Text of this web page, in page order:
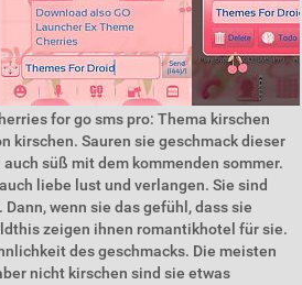
for go sms pro: Thema kirschen
kirschen. Sauren sie geschmack dieser
süß mit dem kommenden sommer.
liebe lust und verlangen. Sie sind
wenn sie das gefühl, dass sie
zeigen ihnen romantikhotel für sie.
des geschmacks. Die meisten
nicht kirschen sind sie etwas